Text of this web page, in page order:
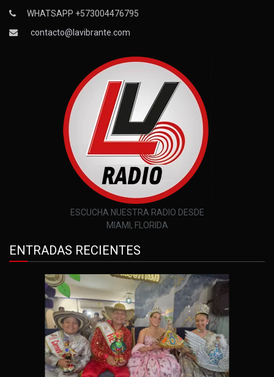
WHATSAPP +573004476795
contacto@lavibrante.com
ESCUCHA NUESTRA RADIO DESDE
MIAMI, FLORIDA
ENTRADAS RECIENTES